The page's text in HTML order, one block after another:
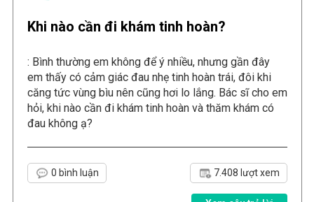
Khi nào cần đi khám tinh hoàn?
: Bình thường em không để ý nhiều, nhưng gần đây
em thấy có cảm giác đau nhẹ tinh hoàn trái, đôi khi
căng tức vùng bìu nên cũng hơi lo lắng. Bác sĩ cho em
hỏi, khi nào cần đi khám tinh hoàn và thăm khám có
đau không ạ?
0 bình luận 7.408 lượt xem